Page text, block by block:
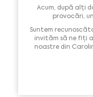
Acum, după alți
provocări,
Suntem
invităm să ne fiți
noastre din